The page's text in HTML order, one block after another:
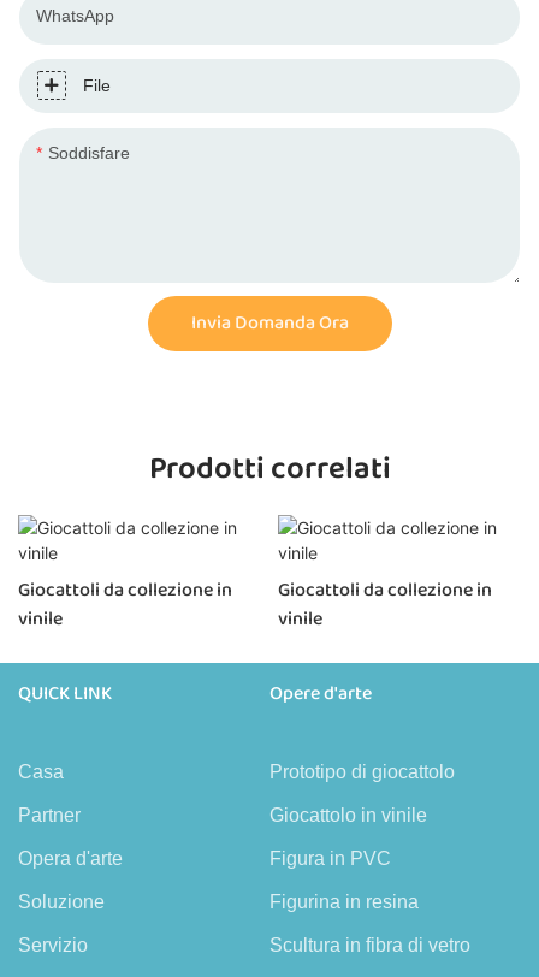
WhatsApp
File
Soddisfare
Invia Domanda Ora
Prodotti correlati
Giocattoli da collezione in
vinile
Giocattoli da collezione in
vinile
QUICK LINK
Casa
Partner
Opera d'arte
Soluzione
Servizio
Opere d'arte
Prototipo di giocattolo
Giocattolo in vinile
Figura in PVC
Figurina in resina
Scultura in fibra di vetro